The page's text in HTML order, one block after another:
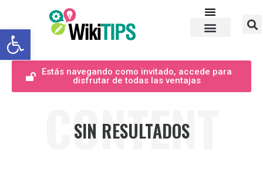
Abrir barra de herramientas
Estás navegando como invitado, accede para
disfrutar de todas las ventajas
CONTENT
SIN RESULTADOS